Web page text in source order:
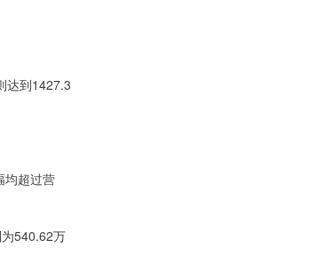
达到1427.3
均超过营
540.62万